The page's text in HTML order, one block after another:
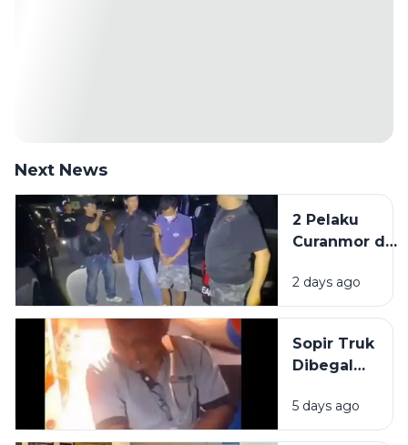
Next News
2 Pelaku
Curanmor di
Sampang
Diringkus
2 days ago
Sopir Truk
Dibegal
di Akses
Suramadu,
5 days ago